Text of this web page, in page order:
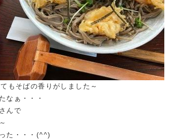
もそばの香りがしました～
なぁ・・・
んで
た・・・(^^)